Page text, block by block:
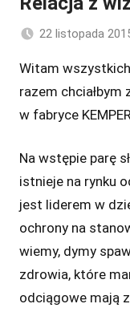
22 listopada
Witam
razem
w fabryce
Na wstępie parę
istnieje na rynku
jest liderem w
ochrony na
wiemy, dymy
zdrowia, które
odciągowe mają